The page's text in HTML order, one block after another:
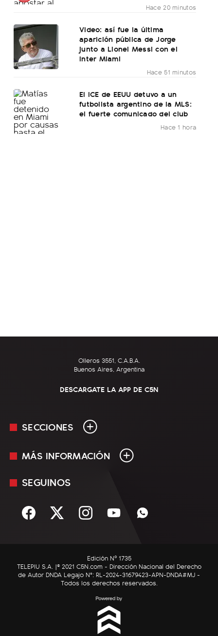
Hace 20 minutos
Video: así fue la última
aparición pública de Jorge
junto a Lionel Messi con el
Inter Miami
Hace 51 minutos
El ICE de EEUU detuvo a un
futbolista argentino de la MLS:
el fuerte comunicado del club
Hace 1 hora
Olleros 3551, C.A.B.A.
Buenos Aires, Argentina
DESCARGATE LA APP DE C5N
SECCIONES
En Vivo
Sociedad
C5N Autos
RatingCero
MÁS INFORMACIÓN
Mediakit
Términos y condiciones
SEGUINOS
Edición Nº 1735
TELEPIU S.A. |© 2021 C5N.com - Dirección Nacional del Derecho
de Autor DNDA Legajo N°: RL-2024-31679423-APN-DNDA#MJ -
Todos los derechos reservados.